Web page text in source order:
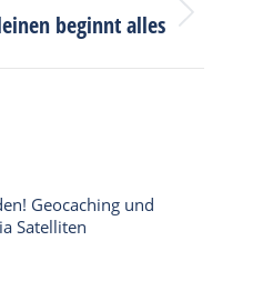
beginnt alles
Geocaching und
Satelliten